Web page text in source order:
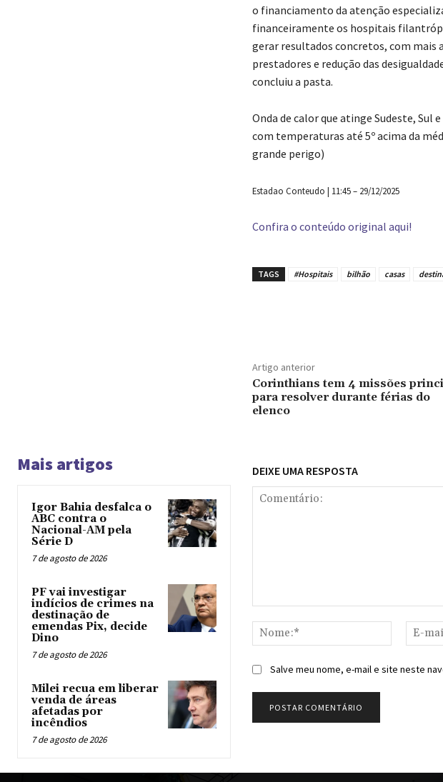
o financiamento da atenção
financeiramente os hospitais
gerar resultados concretos, com
prestadores e redução das
concluiu a pasta.
Onda de calor que atinge Sudeste, Sul
com temperaturas até 5º acima da
grande perigo)
Estadao Conteudo | 11:45 – 29/12/2025
Confira o conteúdo original aqui!
TAGS #Hospitais bilhão casas
Artigo anterior
Corinthians tem 4 missões
para resolver durante férias do
elenco
Mais artigos
Igor Bahia desfalca o
ABC contra o
Nacional-AM pela
Série D
7 de agosto de 2026
PF vai investigar
indícios de crimes na
destinação de
emendas Pix, decide
Dino
7 de agosto de 2026
Milei recua em liberar
venda de áreas
afetadas por
incêndios
7 de agosto de 2026
DEIXE UMA RESPOSTA
Nome:*
Salve meu nome, e-mail e site neste